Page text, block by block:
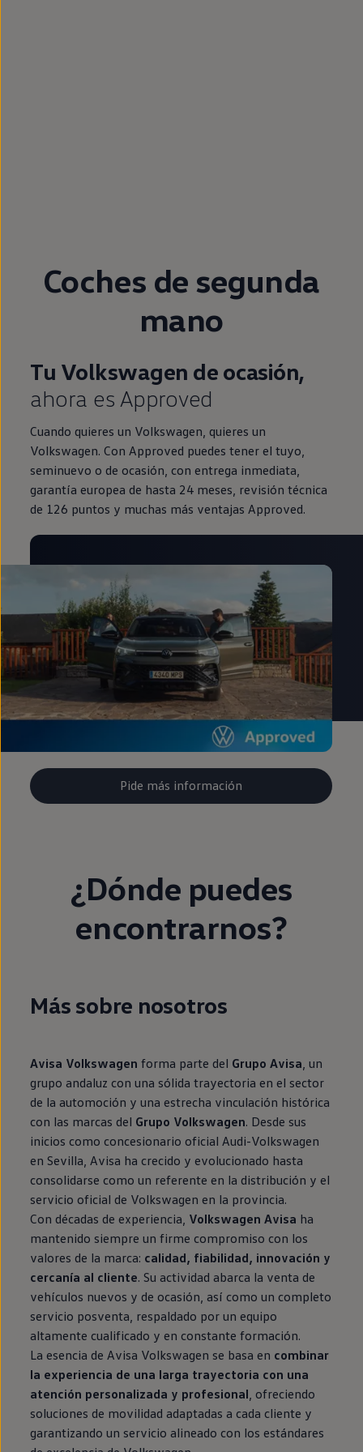
Coches de segunda
mano
Tu Volkswagen de ocasión,
ahora es Approved
Cuando quieres un Volkswagen, quieres un
Volkswagen. Con Approved puedes tener el tuyo,
seminuevo o de ocasión, con entrega inmediata,
garantía europea de hasta 24 meses, revisión técnica
de 126 puntos y muchas más ventajas Approved.
Pide más información
¿Dónde puedes
encontrarnos?
Más sobre nosotros
Avisa Volkswagen forma parte del Grupo Avisa , un
grupo andaluz con una sólida trayectoria en el sector
de la automoción y una estrecha vinculación histórica
con las marcas del Grupo Volkswagen. Desde sus
inicios como concesionario oficial Audi-Volkswagen
en Sevilla, Avisa ha crecido y evolucionado hasta
consolidarse como un referente en la distribución y el
servicio oficial de Volkswagen en la provincia.
Con décadas de experiencia, Volkswagen Avisa ha
mantenido siempre un firme compromiso con los
valores de la marca: calidad, fiabilidad, innovación y
cercanía al cliente. Su actividad abarca la venta de
vehículos nuevos y de ocasión, así como un completo
servicio posventa, respaldado por un equipo
altamente cualificado y en constante formación.
La esencia de Avisa Volkswagen se basa en combinar
la experiencia de una larga trayectoria con una
atención personalizada y profesional , ofreciendo
soluciones de movilidad adaptadas a cada cliente y
garantizando un servicio alineado con los estándares